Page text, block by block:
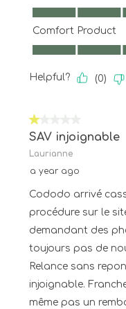
Ease of Use, 5.0
Comfort Product
Comfort Product,
Helpful? (0)
1 out of 5 stars.
SAV injoignable
Laurianne
a year ago
Cododo arrivé
procédure sur le
demandant des
toujours pas de
Relance sans
injoignable.
même pas un